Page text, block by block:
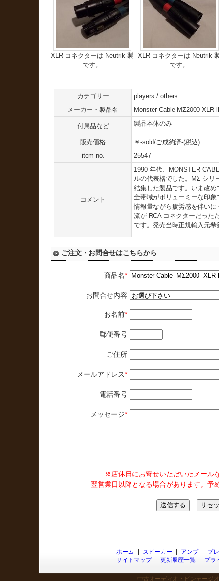
XLR コネクターは Neutrik 製
です。
XLR コネクターは Neutrik
です。
カテゴリー
players / others
メーカー・製品名
Monster Cable MΣ2000 XLR
付属品など 製品本体のみ
販売価格
￥-sold/ご成約済-(税込)
item no.
25547
コメント
1990 年代、MONSTER
ルの代表格でした。MΣ シリ
結集した製品です。いま改
全帯域がボリューミーな印
情報量ながら疲労感を伴い
流が RCA コネクターだった
です。発売当時正規輸入元希
ご注文・お問合せはこちらから
商品名*
お問合せ内容
お名前*
郵便番号
ご住所
メールアドレス*
電話番号
メッセージ*
※店休日にお寄せいただいたメール
翌営業日以降となる場合があります。予
ホーム スピーカー アンプ
プ
サイトマップ
更新履歴一覧 プラ
中古オーディオ・ビンテージ